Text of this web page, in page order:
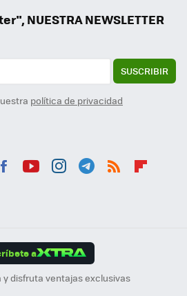
NUESTRA NEWSLETTER
SUSCRIBIR
política de privacidad
a
y disfruta ventajas exclusivas